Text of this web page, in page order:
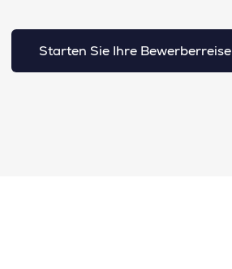
Starten Sie Ihre Bewerberreise